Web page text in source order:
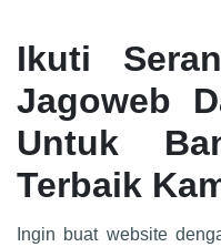
Ikuti
Jagoweb
Untuk
Terbaik
Ingin buat website